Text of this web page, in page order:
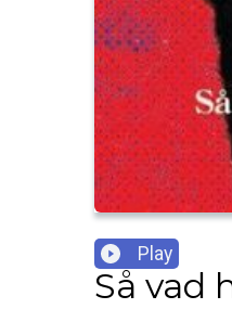
Play
Så vad